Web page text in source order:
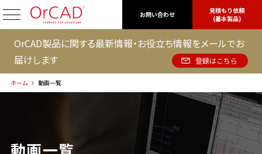
お問い合わせ
見積もり依頼
(基本製品)
OrCAD製品に関する最新情報・お役立ち情報をメールでお
届けします
登録はこちら
ホーム 動画一覧
動画一覧